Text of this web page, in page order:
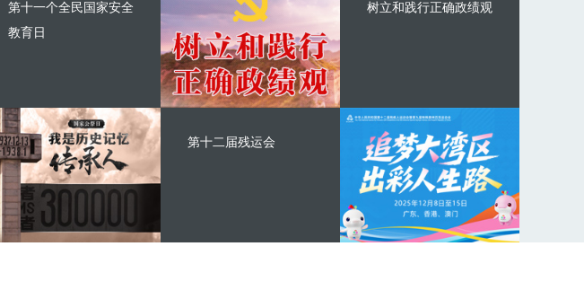
第十一个全民国家安全
教育日
树立和践行正确政绩观
第十二届残运会